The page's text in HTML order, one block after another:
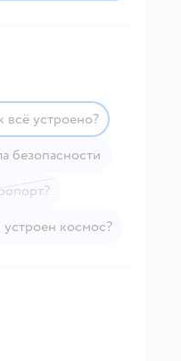
всё устроено?
безопасности
устроен космос?